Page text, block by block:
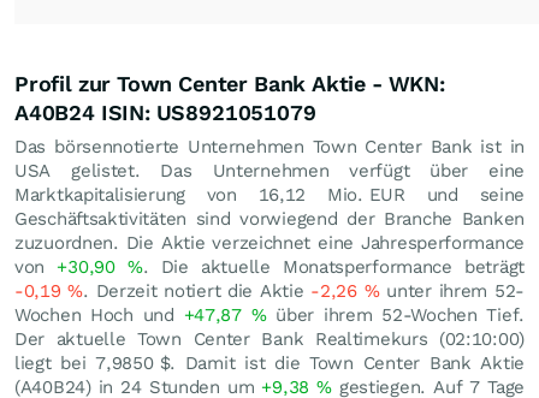
Profil zur Town Center Bank Aktie - WKN:
A40B24 ISIN: US8921051079
Das börsennotierte Unternehmen Town Center Bank ist in
USA gelistet. Das Unternehmen verfügt über eine
Marktkapitalisierung von 16,12 Mio. EUR und seine
Geschäftsaktivitäten sind vorwiegend der Branche Banken
zuzuordnen. Die Aktie verzeichnet eine Jahresperformance
von +30,90 %. Die aktuelle Monatsperformance beträgt
-0,19%. Derzeit notiert die Aktie -2,26 %unter ihrem 52-
Wochen Hoch und +47,87 %über ihrem 52-Wochen Tief.
Der aktuelle Town Center Bank Realtimekurs (02:10:00)
liegt bei 7,9850 $. Damit ist die Town Center Bank Aktie
(A40B24) in 24 Stunden um +9,38%gestiegen. Auf 7 Tage